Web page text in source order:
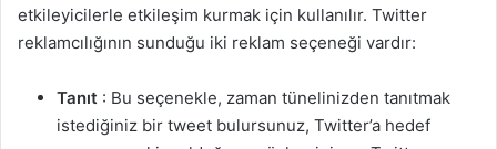
etkileyicilerle etkileşim kurmak için kullanılır. Twitter
reklamcılığının sunduğu iki reklam seçeneği vardır:
Tanıt : Bu seçenekle, zaman tünelinizden tanıtmak
istediğiniz bir tweet bulursunuz, Twitter’a hedef